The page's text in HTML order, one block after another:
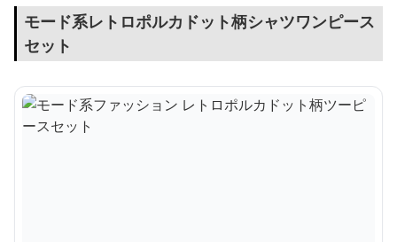
モード系レトロポルカドット柄シャツワンピース
セット